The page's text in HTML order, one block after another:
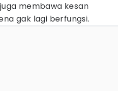
membawa kesan
gak lagi berfungsi.